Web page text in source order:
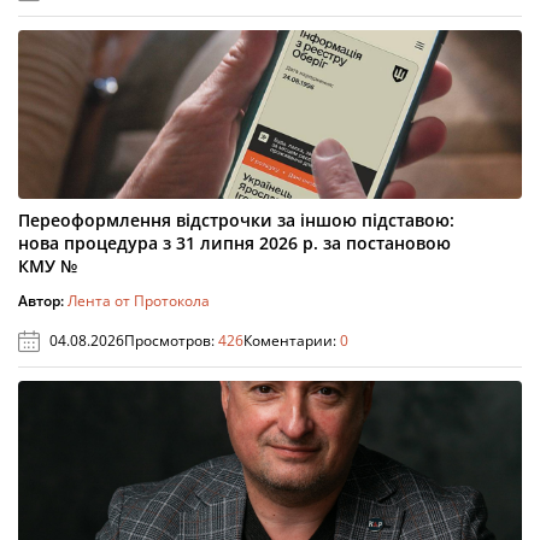
Переоформлення відстрочки за іншою підставою:
нова процедура з 31 липня 2026 р. за постановою
КМУ №
Автор:Лента от Протокола
04.08.2026Просмотров:426Коментарии:0